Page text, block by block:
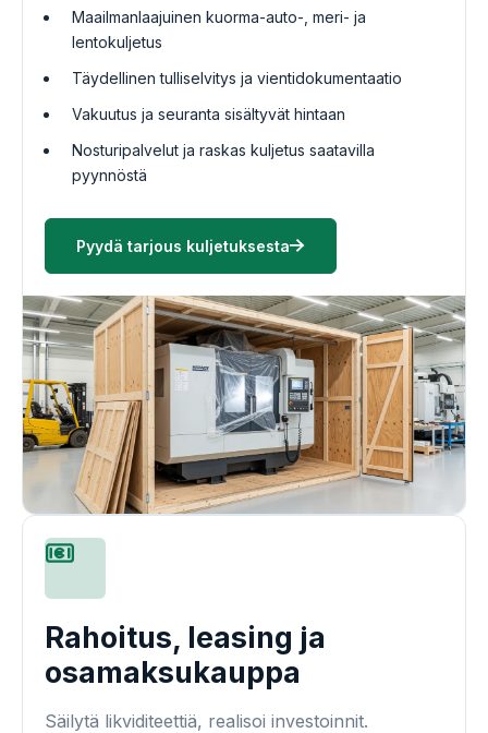
Maailmanlaajuinen kuorma-auto-, meri- ja
lentokuljetus
Täydellinen tulliselvitys ja vientidokumentaatio
Vakuutus ja seuranta sisältyvät hintaan
Nosturipalvelut ja raskas kuljetus saatavilla
pyynnöstä
Pyydä tarjous kuljetuksesta
Rahoitus, leasing ja
osamaksukauppa
Säilytä likviditeettiä, realisoi investoinnit.